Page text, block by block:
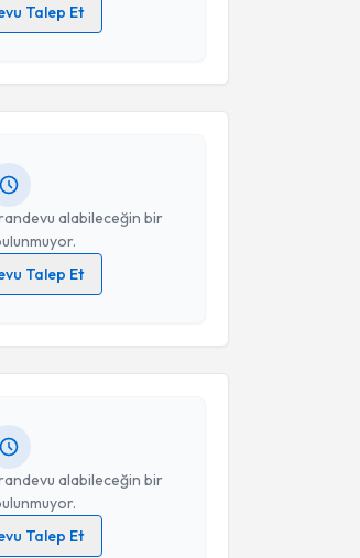
Talep Et
ilişkinAydınlatma Metni
alabileceğin bir
Talep Et
ilişkinAydınlatma Metni
alabileceğin bir
Talep Et